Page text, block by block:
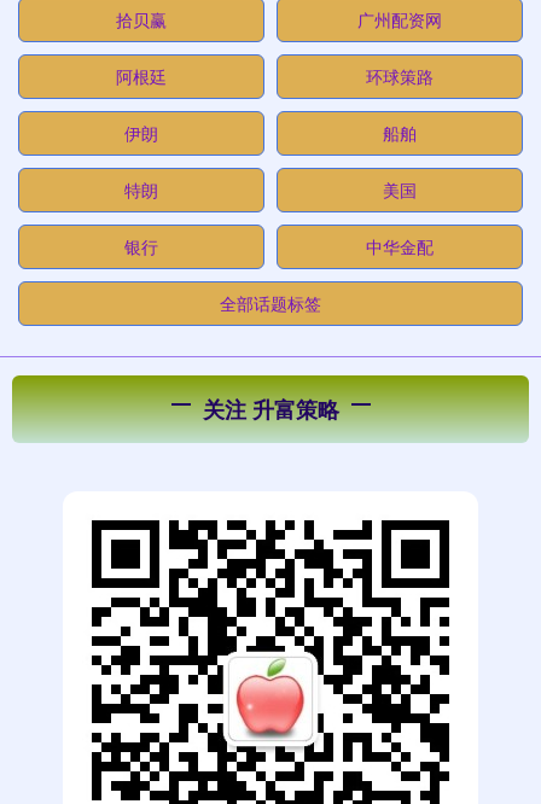
拾贝赢 广州配资网
阿根廷 环球策路
伊朗 船舶
特朗 美国
银行 中华金配
全部话题标签
关注 升富策略